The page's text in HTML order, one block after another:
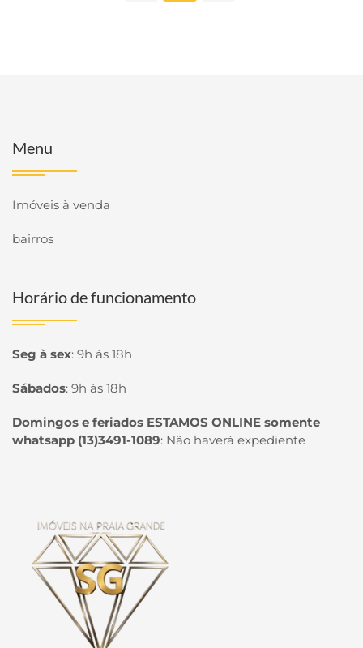
Menu
Imóveis à venda
bairros
Horário de funcionamento
Seg à sex: 9h às 18h
Sábados: 9h às 18h
Domingos e feriados ESTAMOS ONLINE somente
whatsapp (13)3491-1089: Não haverá expediente